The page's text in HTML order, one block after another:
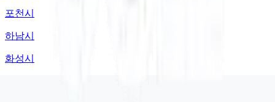
포천시
하남시
화성시